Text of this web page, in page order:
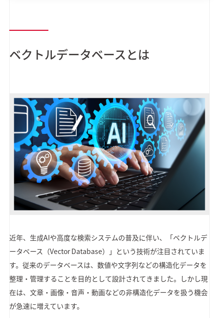
ベクトルデータベースとは
近年、生成AIや高度な検索システムの普及に伴い、「ベクトルデ
ータベース（Vector Database）」という技術が注目されていま
す。従来のデータベースは、数値や文字列などの構造化データを
整理・管理することを目的として設計されてきました。しかし現
在は、文章・画像・音声・動画などの非構造化データを扱う機会
が急速に増えています。